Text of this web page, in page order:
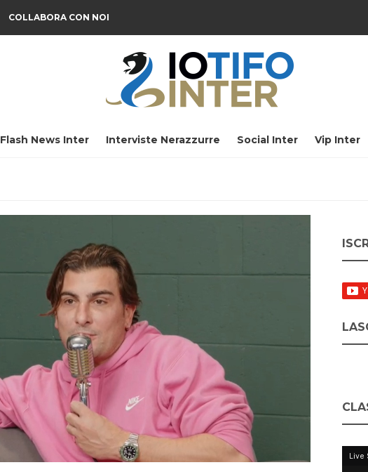
COLLABORA CON NOI
Flash News Inter Interviste Nerazzurre Social Inter Vip Inter